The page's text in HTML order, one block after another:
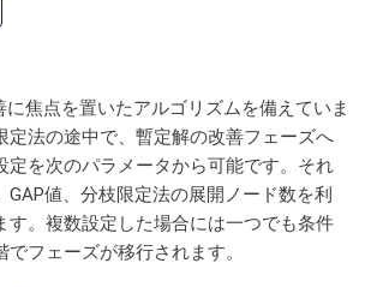
に焦点を置いたアルゴリズムを備えていま
定法の途中で、暫定解の改善フェーズへ
定を次のパラメータから可能です。それ
GAP値、分枝限定法の展開ノード数を利
す。複数設定した場合には一つでも条件
フェーズが移行されます。